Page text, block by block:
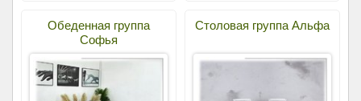
Обеденная группа
Софья
Столовая группа Альфа